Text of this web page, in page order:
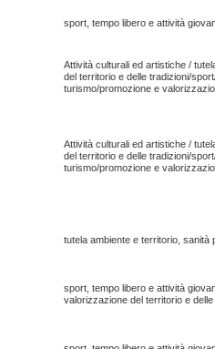
sport, tempo libero e attività
Attività culturali ed artistiche /
del territorio e delle tradizioni/
turismo/promozione e
Attività culturali ed artistiche /
del territorio e delle tradizioni/
turismo/promozione e
tutela ambiente e territorio, sanità
sport, tempo libero e attività
valorizzazione del territorio e